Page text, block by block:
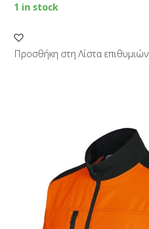
1 in stock
Προσθήκη στη Λίστα επιθυμιών